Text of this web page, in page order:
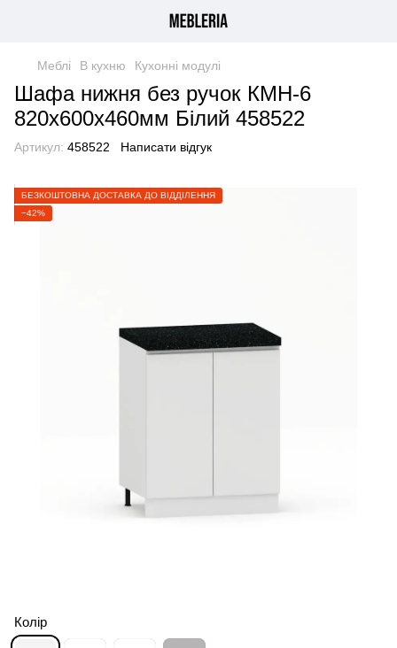
Меблі В кухню Кухонні модулі
Шафа нижня без ручок КМН-6
820х600х460мм Білий 458522
Артикул: 458522 Написати відгук
БЕЗКОШТОВНА ДОСТАВКА ДО ВІДДІЛЕННЯ
−42%
Колір